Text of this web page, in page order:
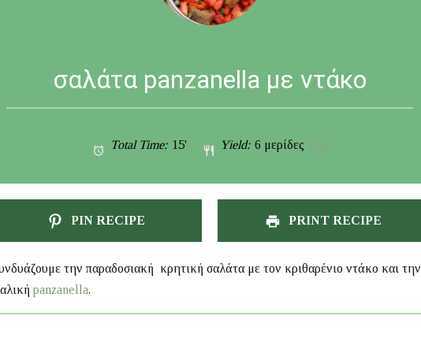
σαλάτα panzanella με ντάκο
Total Time: 15' Yield: 6 μερίδες 1 x
PIN RECIPE PRINT RECIPE
την παραδοσιακή κρητική σαλάτα με τον κριθαρένιο ντάκο και την
panzanella.